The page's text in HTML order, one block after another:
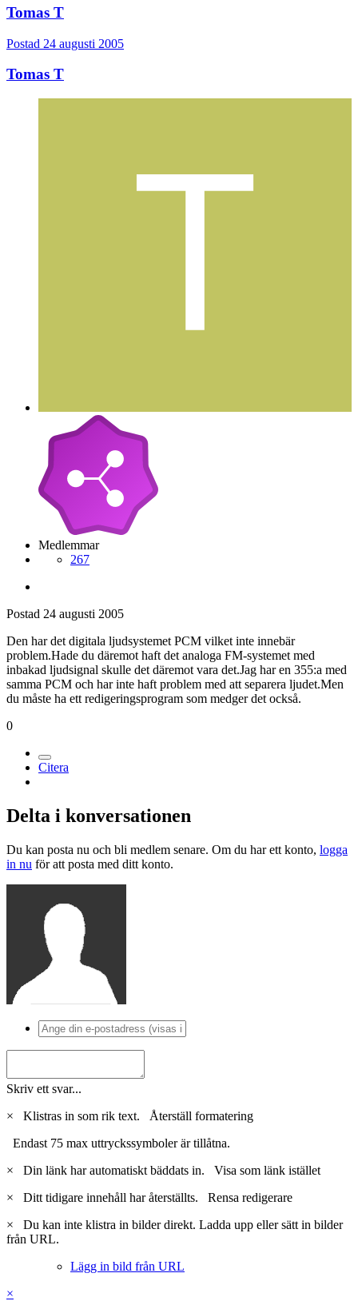
Tomas T
Postad 24 augusti 2005
Tomas T
Medlemmar
267
Postad 24 augusti 2005
Den har det digitala ljudsystemet PCM vilket inte innebär
problem.Hade du däremot haft det analoga FM-systemet med
inbakad ljudsignal skulle det däremot vara det.Jag har en 355:a med
samma PCM och har inte haft problem med att separera ljudet.Men
du måste ha ett redigeringsprogram som medger det också.
0
Citera
Delta i konversationen
Du kan posta nu och bli medlem senare. Om du har ett konto, logga
in nu för att posta med ditt konto.
Skriv ett svar...
×
Klistras in som rik text. Återställ formatering
Endast 75 max uttryckssymboler är tillåtna.
×
Din länk har automatiskt bäddats in. Visa som länk istället
×
Ditt tidigare innehåll har återställts. Rensa redigerare
×
Du kan inte klistra in bilder direkt. Ladda upp eller sätt in bilder
från URL.
Lägg in bild från URL
×